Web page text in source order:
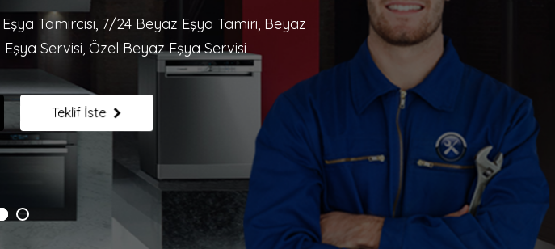
Tamircisi, 7/24 Beyaz Eşya Tamiri, Beyaz
Servisi, Özel Beyaz Eşya Servisi
Teklif İste